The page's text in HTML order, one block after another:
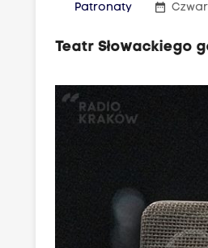
Patronaty date_range
Teatr Słowackiego